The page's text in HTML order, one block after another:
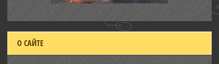
О САЙТЕ